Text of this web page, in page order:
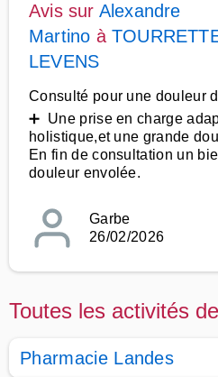
Avis sur Alexandre
Martino à
LEVENS
Consulté pour une douleur
➕ Une prise en charge
holistique,et une grande
En fin de consultation un
douleur envolée.
Garbe
26/02/2026
Toutes les activités
Pharmacie Landes